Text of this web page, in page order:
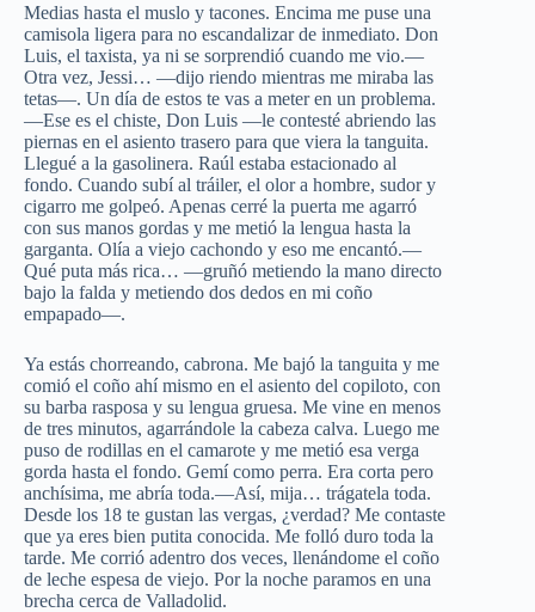
Medias hasta el muslo y tacones. Encima me puse una
camisola ligera para no escandalizar de inmediato. Don
Luis, el taxista, ya ni se sorprendió cuando me vio.—
Otra vez, Jessi… —dijo riendo mientras me miraba las
tetas—. Un día de estos te vas a meter en un problema.
—Ese es el chiste, Don Luis —le contesté abriendo las
piernas en el asiento trasero para que viera la tanguita.
Llegué a la gasolinera. Raúl estaba estacionado al
fondo. Cuando subí al tráiler, el olor a hombre, sudor y
cigarro me golpeó. Apenas cerré la puerta me agarró
con sus manos gordas y me metió la lengua hasta la
garganta. Olía a viejo cachondo y eso me encantó.—
Qué puta más rica… —gruñó metiendo la mano directo
bajo la falda y metiendo dos dedos en mi coño
empapado—.
Ya estás chorreando, cabrona. Me bajó la tanguita y me
comió el coño ahí mismo en el asiento del copiloto, con
su barba rasposa y su lengua gruesa. Me vine en menos
de tres minutos, agarrándole la cabeza calva. Luego me
puso de rodillas en el camarote y me metió esa verga
gorda hasta el fondo. Gemí como perra. Era corta pero
anchísima, me abría toda.—Así, mija… trágatela toda.
Desde los 18 te gustan las vergas, ¿verdad? Me contaste
que ya eres bien putita conocida. Me folló duro toda la
tarde. Me corrió adentro dos veces, llenándome el coño
de leche espesa de viejo. Por la noche paramos en una
brecha cerca de Valladolid.